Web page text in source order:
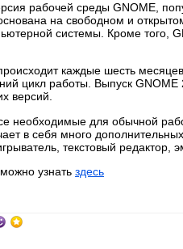
рабочей среды GNOME,
на свободном и
системы. Кроме
каждые шесть
цикл работы. Выпуск
версий.
необходимые для обычной
в себя много
текстовый редактор,
узнать здесь